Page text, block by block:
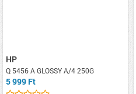
HP
Q 5456 A GLOSSY A/4 250G
5 999 Ft